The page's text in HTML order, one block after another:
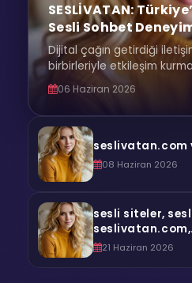
SESLİVATAN:
Sesli Sohbet
Dijital çağın getirdiği
birbirleriyle etkileşim
06 Haziran 2026
seslivatan.com
08 Haziran 2026
sesli siteler,
21 Haziran 2026